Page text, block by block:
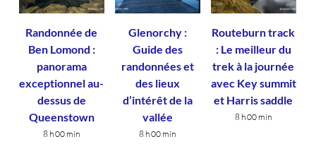
Randonnée de
Ben Lomond :
panorama
exceptionnel au-
dessus de
Queenstown
8 h 00 min
Glenorchy :
Guide des
randonnées et
des lieux
d’intérêt de la
vallée
8 h 00 min
Routeburn track
: Le meilleur du
trek à la journée
avec Key summit
et Harris saddle
8 h 00 min